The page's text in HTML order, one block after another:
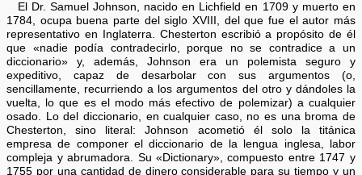
El Dr. Samuel Johnson, nacido en Lichfield en 1709 y muerto en
1784, ocupa buena parte del siglo XVIII, del que fue el autor más
representativo en Inglaterra. Chesterton escribió a propósito de él
que «nadie podía contradecirlo, porque no se contradice a un
diccionario» y, además, Johnson era un polemista seguro y
expeditivo, capaz de desarbolar con sus argumentos (o,
sencillamente, recurriendo a los argumentos del otro y dándoles la
vuelta, lo que es el modo más efectivo de polemizar) a cualquier
osado. Lo del diccionario, en cualquier caso, no es una broma de
Chesterton, sino literal: Johnson acometió él solo la titánica
empresa de componer el diccionario de la lengua inglesa, labor
compleja y abrumadora. Su «Dictionary», compuesto entre 1747 y
1755 por una cantidad de dinero considerable para su tiempo y un